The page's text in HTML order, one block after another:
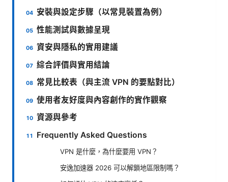
安裝與設定步驟（以常見裝置為例）
性能測試與數據呈現
資安與隱私的實用建議
綜合評價與實用結論
常見比較表（與主流 VPN 的要點對比）
使用者友好度與內容創作的實作觀察
資源與參考
Frequently Asked Questions
VPN 是什麼，為什麼要用 VPN？
安逸加速器 2026 可以解鎖地區限制嗎？